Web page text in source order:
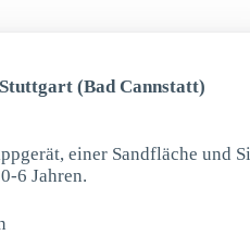
(Bad Cannstatt)
einer Sandfläche und
6 Jahren.